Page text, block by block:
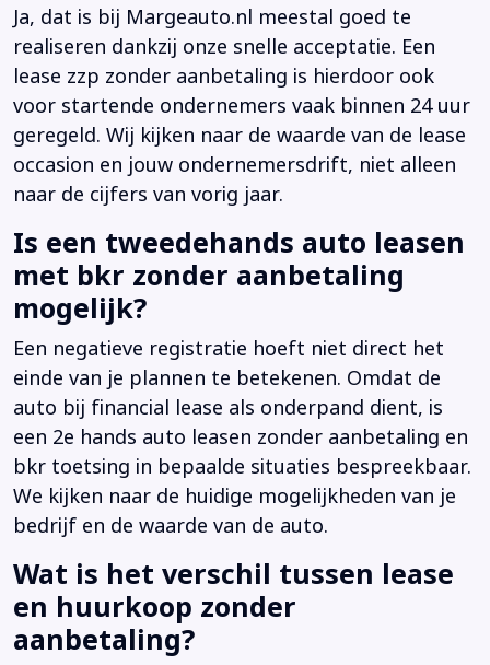
Ja, dat is bij Margeauto.nl meestal goed te
realiseren dankzij onze snelle acceptatie. Een
lease zzp zonder aanbetaling is hierdoor ook
voor startende ondernemers vaak binnen 24 uur
geregeld. Wij kijken naar de waarde van de lease
occasion en jouw ondernemersdrift, niet alleen
naar de cijfers van vorig jaar.
Is een tweedehands auto leasen
met bkr zonder aanbetaling
mogelijk?
Een negatieve registratie hoeft niet direct het
einde van je plannen te betekenen. Omdat de
auto bij financial lease als onderpand dient, is
een 2e hands auto leasen zonder aanbetaling en
bkr toetsing in bepaalde situaties bespreekbaar.
We kijken naar de huidige mogelijkheden van je
bedrijf en de waarde van de auto.
Wat is het verschil tussen lease
en huurkoop zonder
aanbetaling?